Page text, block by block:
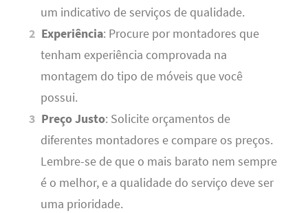
um indicativo de serviços de qualidade.
Experiência: Procure por montadores que
tenham experiência comprovada na
montagem do tipo de móveis que você
possui.
Preço Justo: Solicite orçamentos de
diferentes montadores e compare os preços.
Lembre-se de que o mais barato nem sempre
é o melhor, e a qualidade do serviço deve ser
uma prioridade.